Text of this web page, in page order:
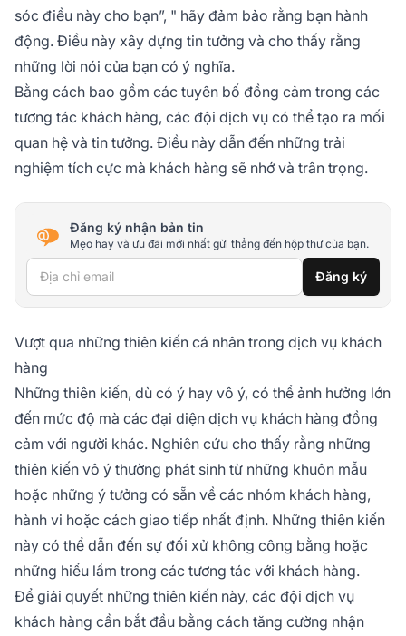
sóc điều này cho bạn”, " hãy đảm bảo rằng bạn hành
động. Điều này xây dựng tin tưởng và cho thấy rằng
những lời nói của bạn có ý nghĩa.
Bằng cách bao gồm các tuyên bố đồng cảm trong các
tương tác khách hàng, các đội dịch vụ có thể tạo ra mối
quan hệ và tin tưởng. Điều này dẫn đến những trải
nghiệm tích cực mà khách hàng sẽ nhớ và trân trọng.
Đăng ký nhận bản tin
Mẹo hay và ưu đãi mới nhất gửi thẳng đến hộp thư của bạn.
Địa chỉ email Đăng ký
Vượt qua những thiên kiến cá nhân trong dịch vụ khách
hàng
Những thiên kiến, dù có ý hay vô ý, có thể ảnh hưởng lớn
đến mức độ mà các đại diện dịch vụ khách hàng đồng
cảm với người khác. Nghiên cứu cho thấy rằng những
thiên kiến vô ý thường phát sinh từ những khuôn mẫu
hoặc những ý tưởng có sẵn về các nhóm khách hàng,
hành vi hoặc cách giao tiếp nhất định. Những thiên kiến
này có thể dẫn đến sự đối xử không công bằng hoặc
những hiểu lầm trong các tương tác với khách hàng.
Để giải quyết những thiên kiến này, các đội dịch vụ
khách hàng cần bắt đầu bằng cách tăng cường nhận